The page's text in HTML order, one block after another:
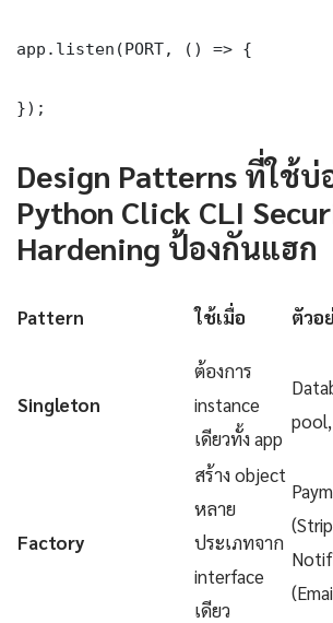
app.listen(PORT, () => {
});
Design Patterns ที่ใช้บ่
Python Click CLI
Hardening ป้องกันแฮก
Pattern ใช้เมื่อ ตัวอ
Singleton
ต้องการ
instance
เดียวทั้ง app
Factory
สร้าง object
หลาย
ประเภทจาก
interface
เดียว